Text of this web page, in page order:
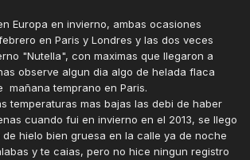
e aí o clima é muito bem definido. Porém,
com o clima subtropical como SP
qualquer mudança tênue do clima. Uma
de MPs continentais e das chuvas
inverno. Nosso inverno antigamente era
mais úmido. Para o verão, pouco muda no
mas aquelas pancadas que eram quase
mais. As ZCAS já até comentei, tem sido
do estado por exemplo.
Europa en invierno, ambas ocasiones
en Paris y Londres y las dos veces
"Nutella", con maximas que llegaron a
observe algun dia algo de helada flaca
mañana temprano en Paris.
temperaturas mas bajas las debi de haber
cuando fui en invierno en el 2013, se llego
hielo bien gruesa en la calle ya de noche
y te caias, pero no hice ningun registro